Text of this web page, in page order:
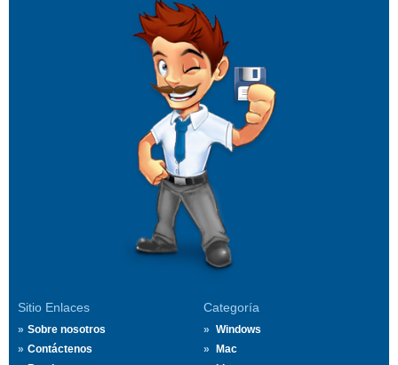
Sitio Enlaces
Sobre nosotros
Contáctenos
Categoría
Windows
Mac